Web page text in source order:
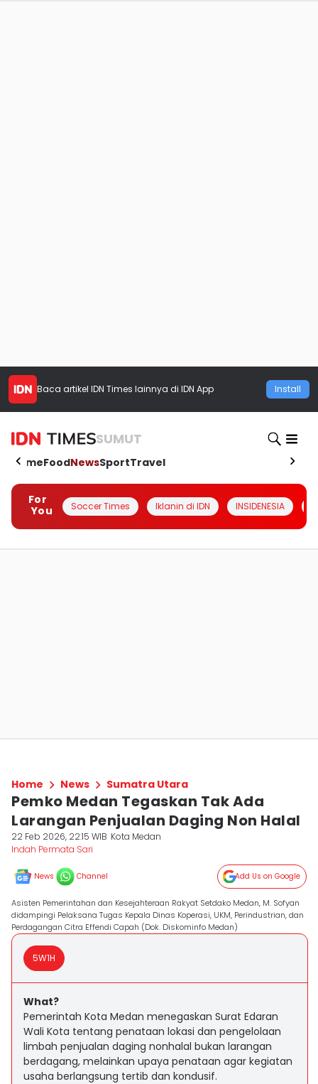
Baca artikel IDN Times lainnya di IDN App Install
SUMUT
HomeFoodNewsSportTravel
For
You
Soccer Times Iklanin di IDN INSIDENESIA
Home News Sumatra Utara
Pemko Medan Tegaskan Tak Ada
Larangan Penjualan Daging Non Halal
22 Feb 2026, 22:15 WIB Kota Medan
Indah Permata Sari
News Channel Add Us on Google
Asisten Pemerintahan dan Kesejahteraan Rakyat Setdako Medan, M. Sofyan
didampingi Pelaksana Tugas Kepala Dinas Koperasi, UKM, Perindustrian, dan
Perdagangan Citra Effendi Capah (Dok. Diskominfo Medan)
5W1H
What?
Pemerintah Kota Medan menegaskan Surat Edaran
Wali Kota tentang penataan lokasi dan pengelolaan
limbah penjualan daging nonhalal bukan larangan
berdagang, melainkan upaya penataan agar kegiatan
usaha berlangsung tertib dan kondusif.